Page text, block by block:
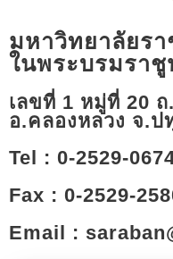
มหาวิทยาลัยร
ในพระบรมรา
เลขที่ 1 หมู่ที่ 20
อ.คลองหลวง จ.ป
Tel : 0-2529-
Fax : 0-2529-
Email :